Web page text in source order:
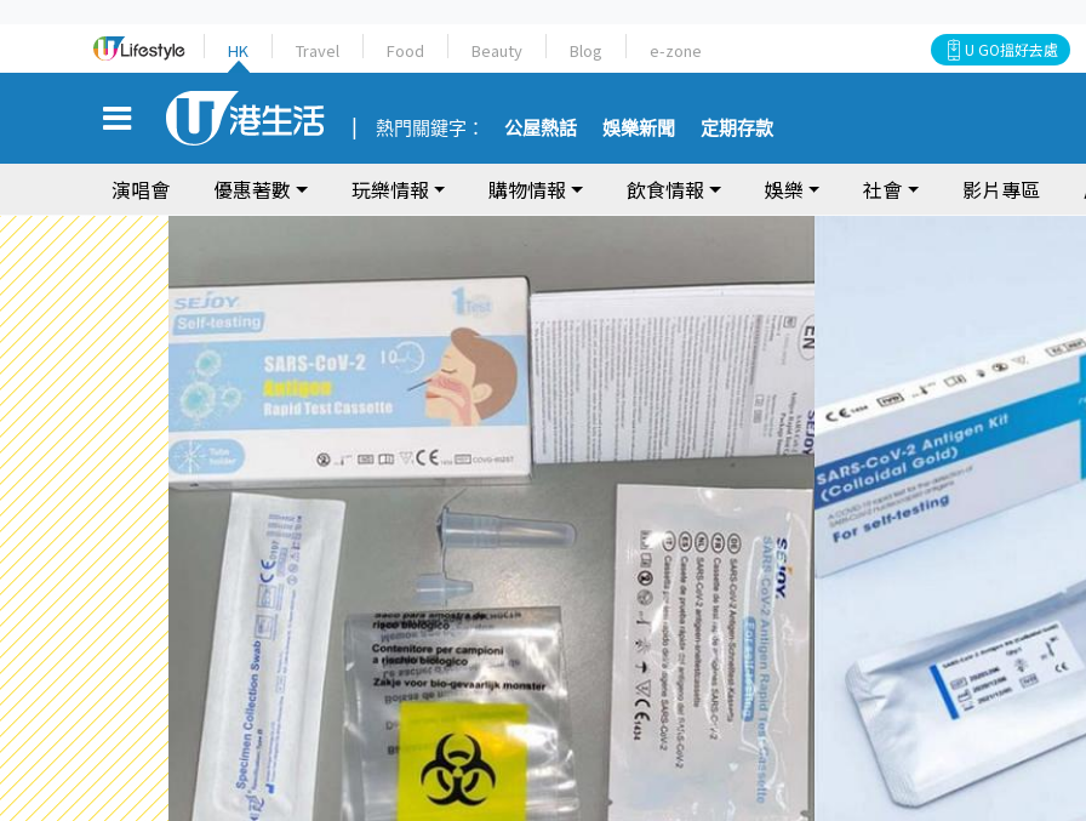
HK Travel Food Beauty Blog e-zone U GO搵好去處
熱門關鍵字： 公屋熱話 娛樂新聞 定期存款
演唱會 優惠著數 玩樂情報 購物情報 飲食情報 娛樂 社會 影片專區